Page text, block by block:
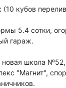
(10 кубов
5.4 сотки,
гараж.
новая школа
"Магнит",